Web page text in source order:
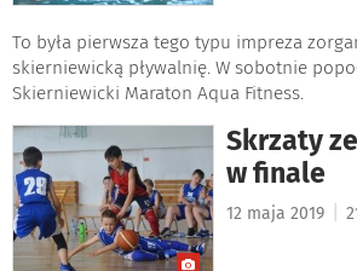
To była pierwsza tego typu impreza
skierniewicką pływalnię. W sobotnie
Skierniewicki Maraton Aqua Fitness.
Skrzaty
w finale
12 maja 2019